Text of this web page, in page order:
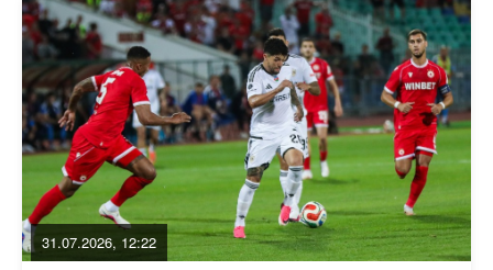
31.07.2026, 12:22